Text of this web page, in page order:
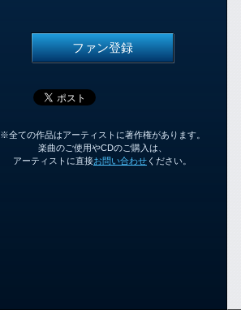
ファン登録
※全ての作品はアーティストに著作権があります。
楽曲のご使用やCDのご購入は、
アーティストに直接お問い合わせ ください。